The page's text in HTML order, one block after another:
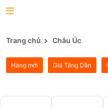
Trang chủ Châu Úc
Hàng mới Giá Tăng Dần